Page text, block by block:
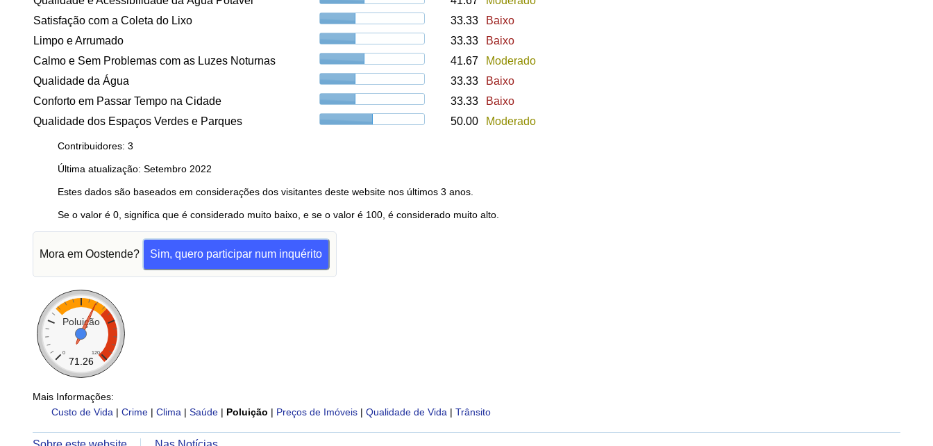
Satisfação com a Coleta do Lixo
33.33
Baixo
Limpo e Arrumado
33.33
Baixo
Calmo e Sem Problemas com as Luzes Noturnas
41.67
Moderado
Qualidade da Água
33.33
Baixo
Conforto em Passar Tempo na Cidade
33.33
Baixo
Qualidade dos Espaços Verdes e Parques
50.00 Moderado
Contribuidores: 3
Última atualização: Setembro 2022
Estes dados são baseados em considerações dos visitantes deste website nos últimos 3 anos.
Se o valor é 0, significa que é considerado muito baixo, e se o valor é 100, é considerado muito alto.
Mora em Oostende? Sim, quero participar num inquérito
Poluição
0 120
71.26
Mais Informações:
Custo de Vida | Crime | Clima | Saúde | Poluição | Preços de Imóveis | Qualidade de Vida | Trânsito